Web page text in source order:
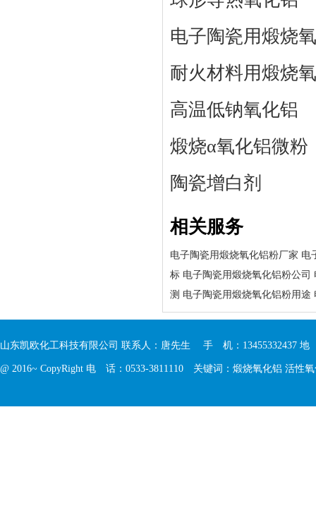
电子陶瓷用煅烧
耐火材料用煅烧
高温低钠氧化铝
煅烧α氧化铝微粉
陶瓷增白剂
相关服务
电子陶瓷用煅烧氧化铝粉厂家 电
标 电子陶瓷用煅烧氧化铝粉公司
测 电子陶瓷用煅烧氧化铝粉用途
山东凯欧化工科技有限公司 联系人：唐先生 手 机：13455332437
@ 2016~ CopyRight 电 话：0533-3811110 关键词： 煅烧氧化铝 活性